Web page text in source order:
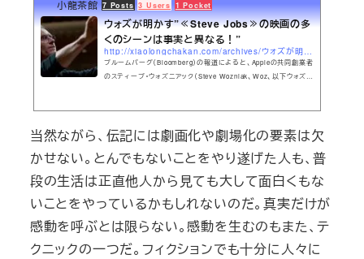
小龍茶館 7 Posts 3 Users 1 Pocket
ウォズが明かす”≪Steve Jobs≫の映画の多
くのシーンは事実と異なる！”
http://xiaolongchakan.com/archives/ウォズが明かす≪steve-jobs≫の映画の多くのシーンは.html
ブルームバーグ（Bloomberg）の報道によると、Appleの共同創業者
のスティーブ・ウォズニアック（Steve Wozniak、Woz、以下ウォズ）
いう。
当然ながら、伝記には劇画化や劇場化の要素は欠
かせない。とんでもないことをやり遂げた人も、普
段の生活は正直他人から見ても大して面白くもな
いことをやっているかもしれないのだ。真実だけが
感動を呼ぶとは限らない。感動を生むのもまた、テ
クニックの一つだ。フィクションでも十分に人々に